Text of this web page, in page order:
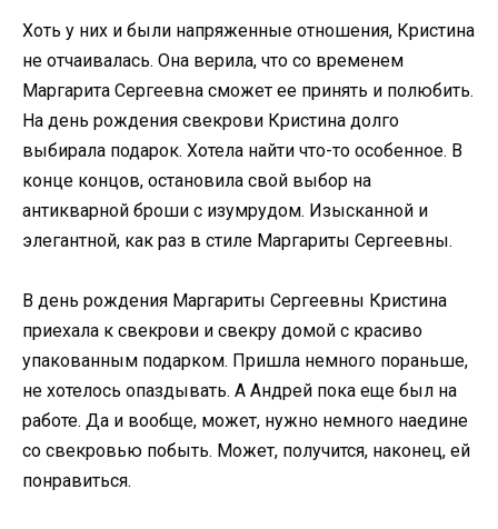
Хоть у них и были напряженные отношения, Кристина
не отчаивалась. Она верила, что со временем
Маргарита Сергеевна сможет ее принять и полюбить.
На день рождения свекрови Кристина долго
выбирала подарок. Хотела найти что-то особенное. В
конце концов, остановила свой выбор на
антикварной броши с изумрудом. Изысканной и
элегантной, как раз в стиле Маргариты Сергеевны.
В день рождения Маргариты Сергеевны Кристина
приехала к свекрови и свекру домой с красиво
упакованным подарком. Пришла немного пораньше,
не хотелось опаздывать. А Андрей пока еще был на
работе. Да и вообще, может, нужно немного наедине
со свекровью побыть. Может, получится, наконец, ей
понравиться.